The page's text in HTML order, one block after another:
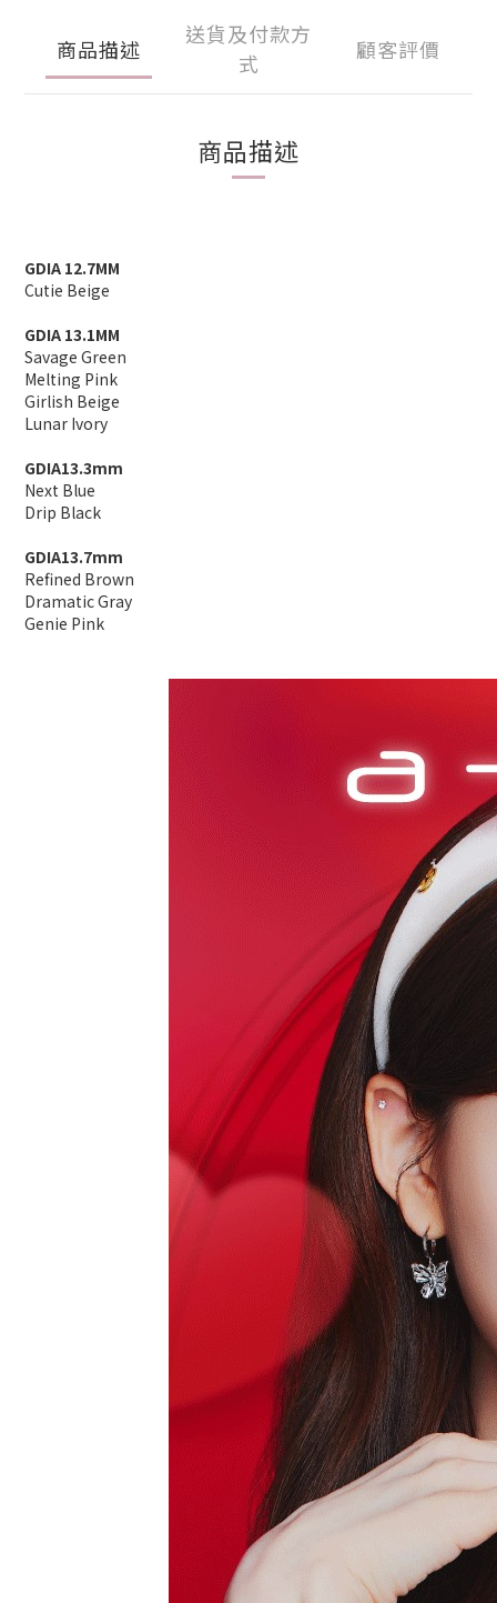
商品描述
送貨及付款方
式
顧客評價
商品描述
GDIA 12.7MM
Cutie Beige
GDIA 13.1MM
Savage Green
Melting Pink
Girlish Beige
Lunar Ivory
GDIA13.3mm
Next Blue
Drip Black
GDIA13.7mm
Refined Brown
Dramatic Gray
Genie Pink